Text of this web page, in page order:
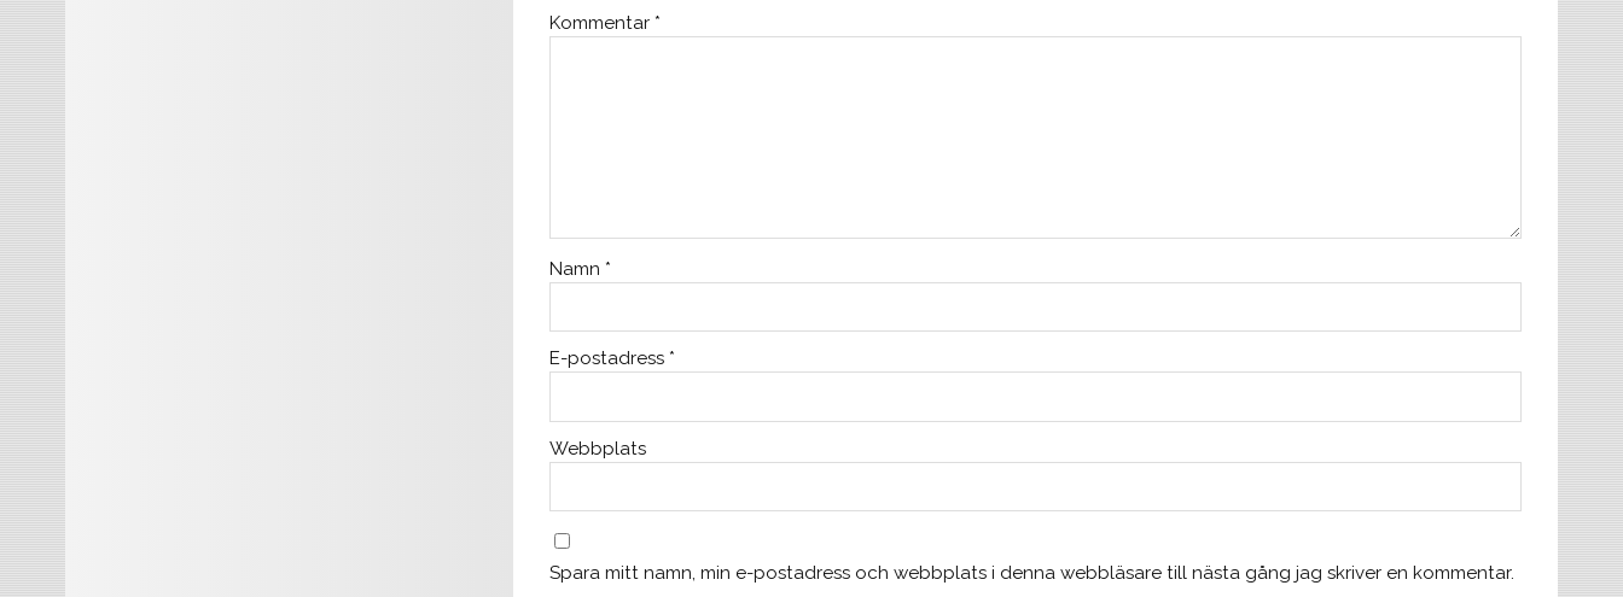
Kommentar *
Namn *
E-postadress *
Webbplats
Spara mitt namn, min e-postadress och webbplats i denna webbläsare till nästa gång jag skriver en kommentar.